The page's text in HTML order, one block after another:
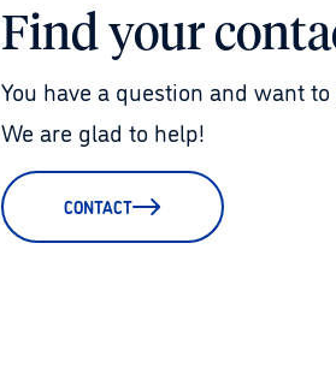
Find your
You have a question and want
We are glad to help!
CONTACT